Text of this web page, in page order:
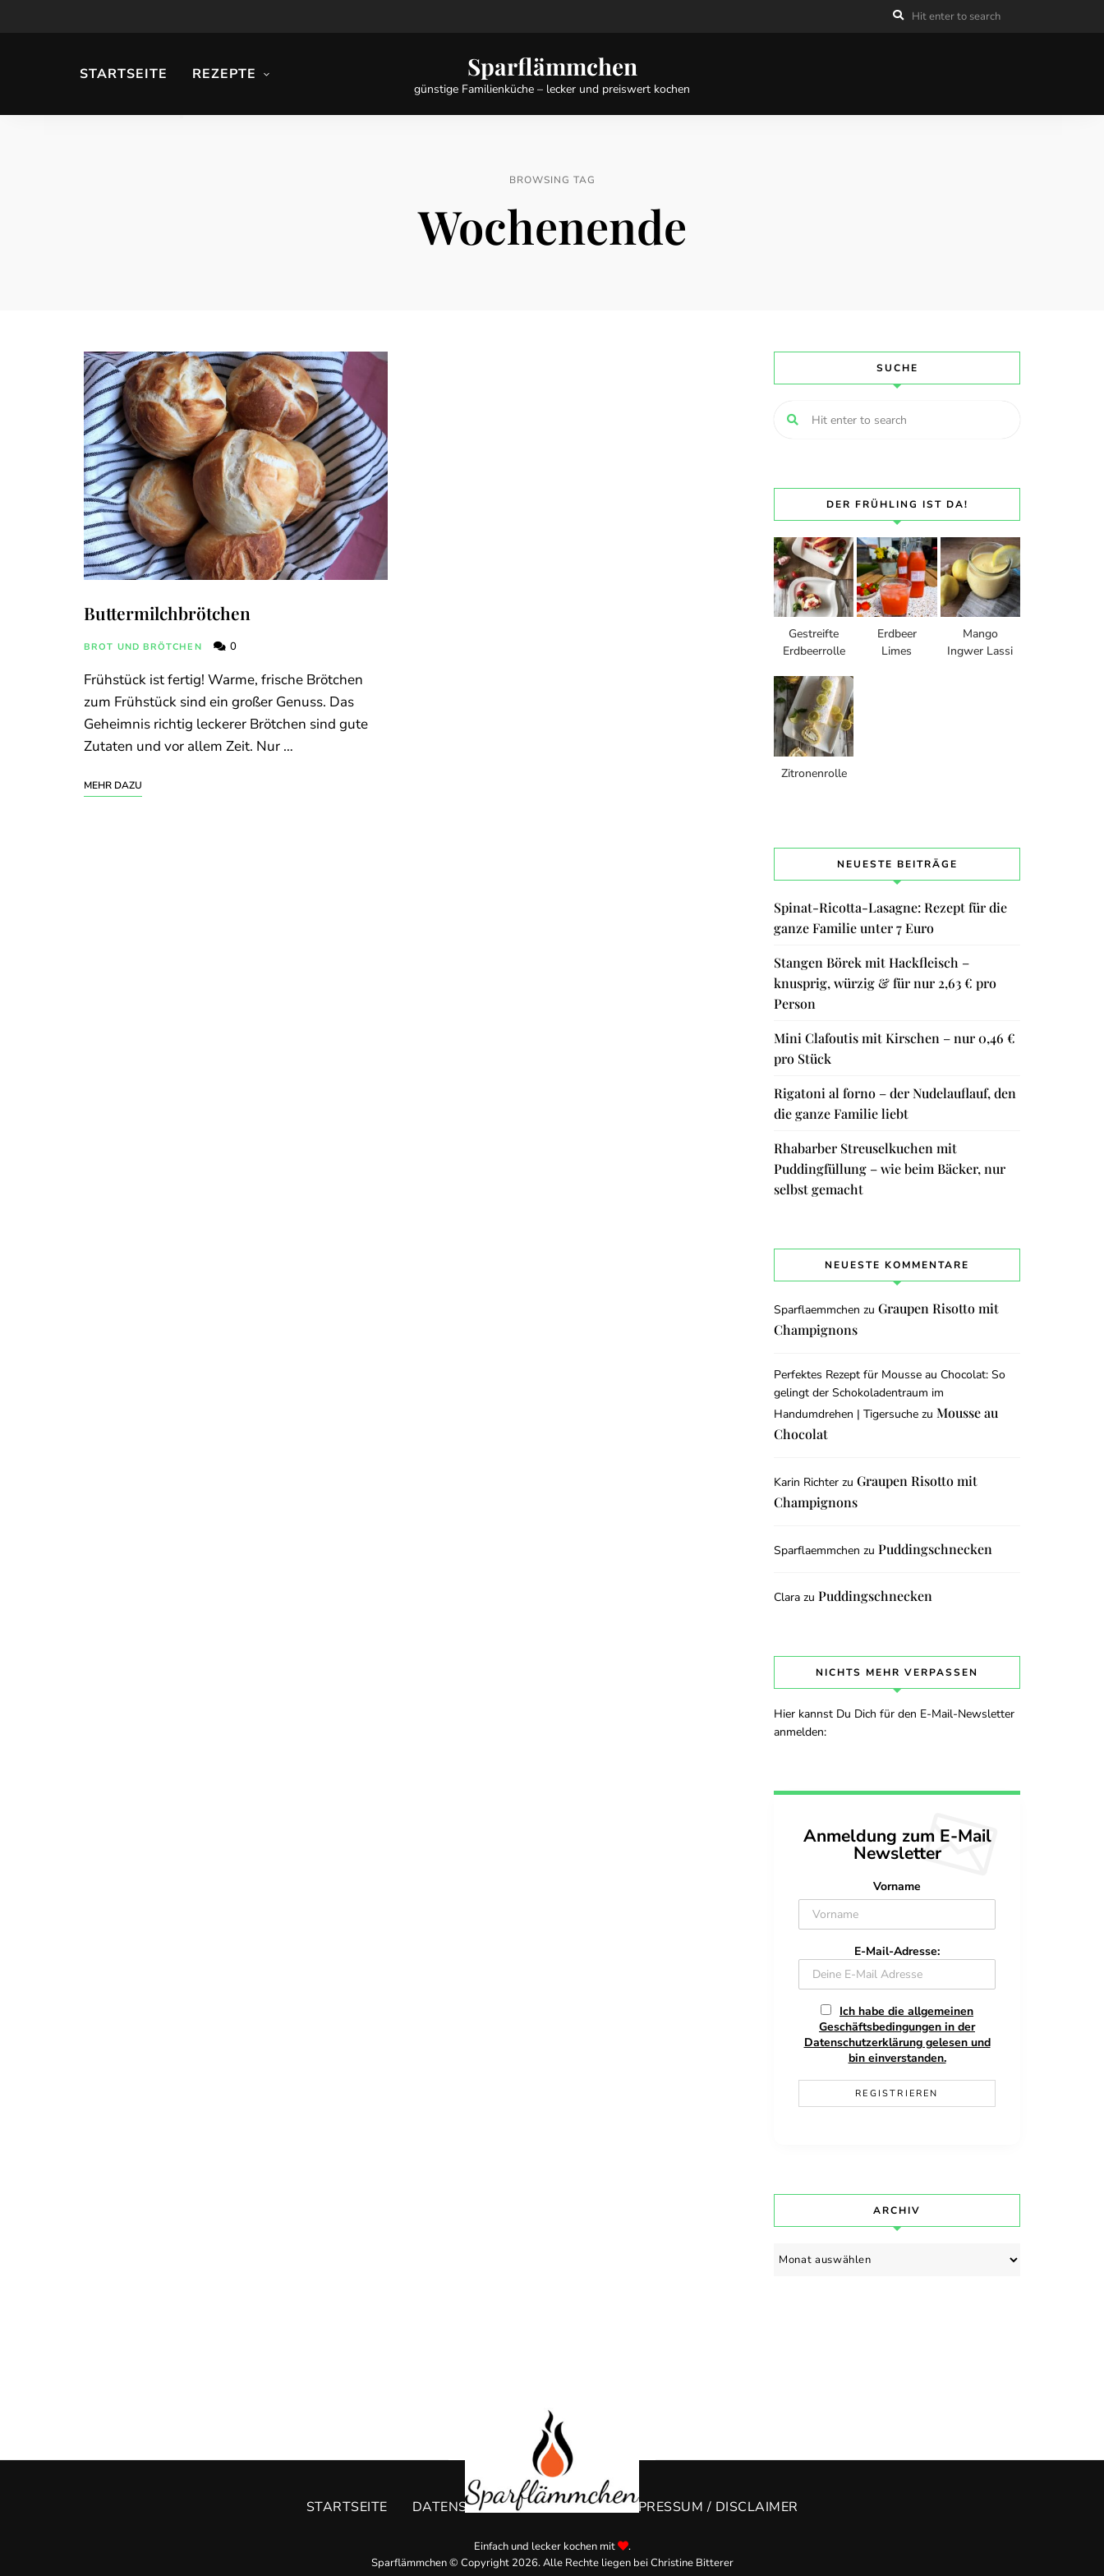
Sparflämmchen
günstige Familienküche – lecker und preiswert kochen
STARTSEITE REZEPTE
BROWSING TAG
Wochenende
Buttermilchbrötchen
BROT UND BRÖTCHEN 0
Frühstück ist fertig! Warme, frische Brötchen
zum Frühstück sind ein großer Genuss. Das
Geheimnis richtig leckerer Brötchen sind gute
Zutaten und vor allem Zeit. Nur …
MEHR DAZU
SUCHE
DER FRÜHLING IST DA!
Gestreifte
Erdbeerrolle
Erdbeer
Limes
Mango
Ingwer Lassi
Zitronenrolle
NEUESTE BEITRÄGE
Spinat-Ricotta-Lasagne: Rezept für die
ganze Familie unter 7 Euro
Stangen Börek mit Hackfleisch –
knusprig, würzig & für nur 2,63 € pro
Person
Mini Clafoutis mit Kirschen – nur 0,46 €
pro Stück
Rigatoni al forno – der Nudelauflauf, den
die ganze Familie liebt
Rhabarber Streuselkuchen mit
Puddingfüllung – wie beim Bäcker, nur
selbst gemacht
NEUESTE KOMMENTARE
Sparflaemmchen zu Graupen Risotto mit
Champignons
Perfektes Rezept für Mousse au Chocolat: So
gelingt der Schokoladentraum im
Handumdrehen | Tigersuche zu Mousse au
Chocolat
Karin Richter zu Graupen Risotto mit
Champignons
Sparflaemmchen zu Puddingschnecken
Clara zu Puddingschnecken
NICHTS MEHR VERPASSEN
Hier kannst Du Dich für den E-Mail-Newsletter
anmelden:
Anmeldung zum E-Mail
Newsletter
Vorname
E-Mail-Adresse:
Ich habe die allgemeinen
Geschäftsbedingungen in der
Datenschutzerklärung gelesen und
bin einverstanden.
ARCHIV
Archiv
STARTSEITE DATENSCHUTZERKLÄRUNG IMPRESSUM / DISCLAIMER
Einfach und lecker kochen mit
.
Sparflämmchen © Copyright 2026. Alle Rechte liegen bei Christine Bitterer